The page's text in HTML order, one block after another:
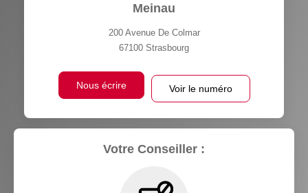
Meinau
200 Avenue De Colmar
67100 Strasbourg
Nous écrire Voir le numéro
Votre Conseiller :